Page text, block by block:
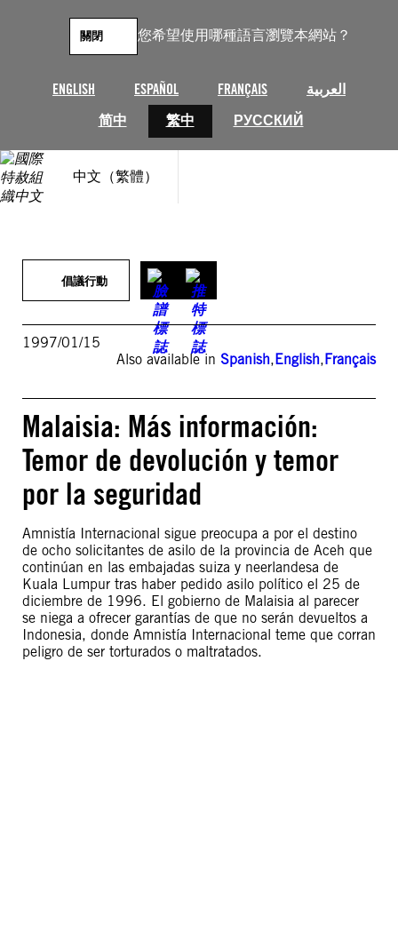
您希望使用哪種語言瀏覽本網站？
ENGLISH ESPAÑOL FRANÇAIS
العربية
简中
繁中 РУССКИЙ
關閉
中文（繁體）
倡議行動
1997/01/15
Also available in Spanish,English,Français
Malaisia: Más información:
Temor de devolución y temor
por la seguridad
Amnistía Internacional sigue preocupa a por el destino
de ocho solicitantes de asilo de la provincia de Aceh que
continúan en las embajadas suiza y neerlandesa de
Kuala Lumpur tras haber pedido asilo político el 25 de
diciembre de 1996. El gobierno de Malaisia al parecer
se niega a ofrecer garantías de que no serán devueltos a
Indonesia, donde Amnistía Internacional teme que corran
peligro de ser torturados o maltratados.